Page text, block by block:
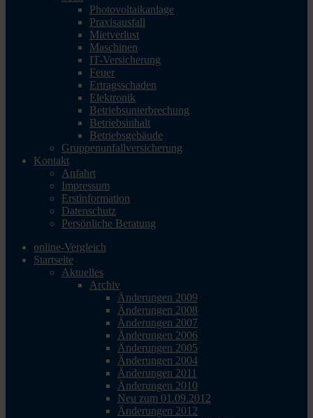
Photovoltaikanlage
Praxisausfall
Mietverlust
Maschinen
IT-Versicherung
Feuer
Ertragsschaden
Elektronik
Betriebsunterbrechung
Betriebsinhalt
Betriebsgebäude
Gruppenunfallversicherung
Kontakt
Anfahrt
Impressum
Erstinformation
Datenschutz
Persönliche Beratung
online-Vergleich
Startseite
Aktuelles
Archiv
Änderungen 2009
Änderungen 2008
Änderungen 2007
Änderungen 2006
Änderungen 2005
Änderungen 2004
Änderungen 2011
Änderungen 2010
Neu zum 01.09.2012
Änderungen 2012